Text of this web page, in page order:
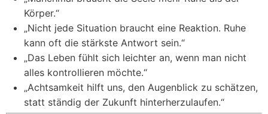
Körper.“
„Nicht jede Situation braucht eine Reaktion. Ruhe
kann oft die stärkste Antwort sein.“
„Das Leben fühlt sich leichter an, wenn man nicht
alles kontrollieren möchte.“
„Achtsamkeit hilft uns, den Augenblick zu schätzen,
statt ständig der Zukunft hinterherzulaufen.“